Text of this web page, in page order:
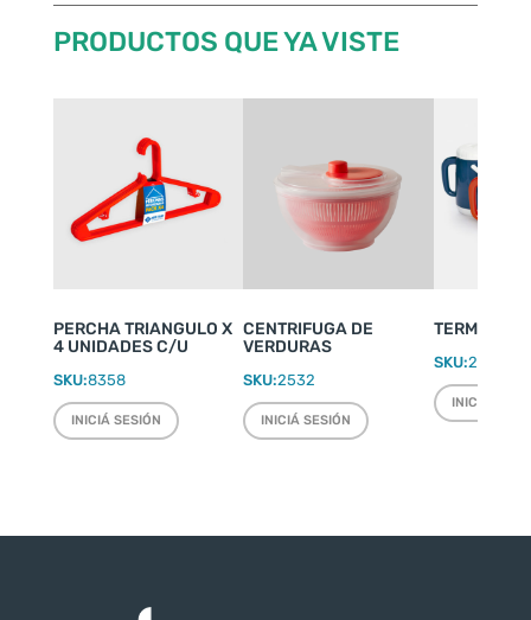
PRODUCTOS QUE YA VISTE
PERCHA TRIANGULO X
4 UNIDADES C/U
SKU:8358
INICIÁ SESIÓN
CENTRIFUGA DE
VERDURAS
SKU:2532
INICIÁ SESIÓN
TERMO
SKU:2220
INICIÁ